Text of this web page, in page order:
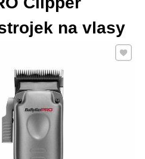
na vlasy
Přidat